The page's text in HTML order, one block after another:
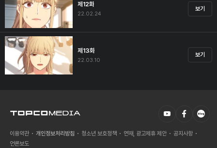
제12화
22.02.24
보기
제13화
22.03.10
보기
이용약관 개인정보처리방침 청소년 보호정책 연재, 광고제휴 제안
공지사항
언론보도